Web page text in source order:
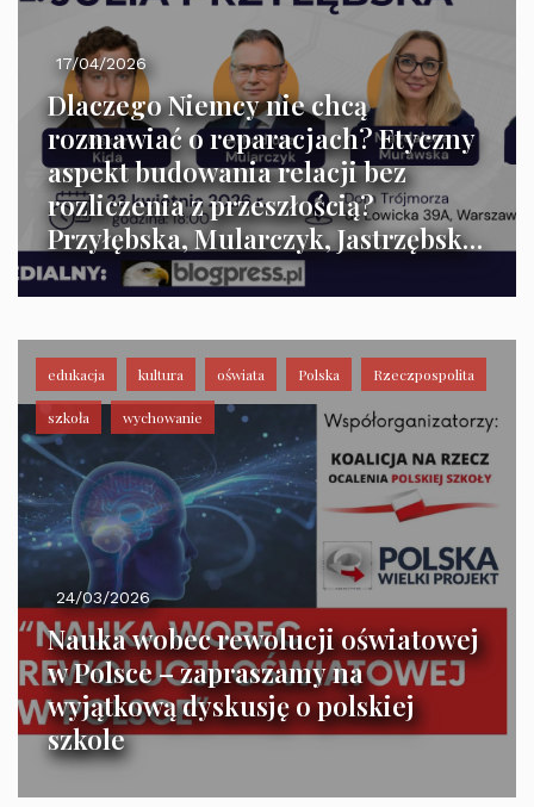
17/04/2026
Dlaczego Niemcy nie chcą
rozmawiać o reparacjach? Etyczny
aspekt budowania relacji bez
rozliczenia z przeszłością?
Przyłębska, Mularczyk, Jastrzębski,
Kida, Murawska, Sobolewski –
23.04.2026 r. Dom Trójmorza
edukacja kultura oświata Polska Rzeczpospolita
szkoła wychowanie
24/03/2026
Nauka wobec rewolucji oświatowej
w Polsce – zapraszamy na
wyjątkową dyskusję o polskiej
szkole